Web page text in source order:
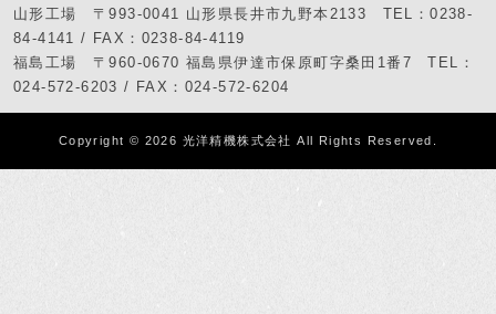
山形工場 〒993-0041 山形県長井市九野本2133 TEL：0238-
84-4141 / FAX：0238-84-4119
福島工場 〒960-0670 福島県伊達市保原町字桑田1番7 TEL：
024-572-6203 / FAX：024-572-6204
Copyright © 2026 光洋精機株式会社 All Rights Reserved.